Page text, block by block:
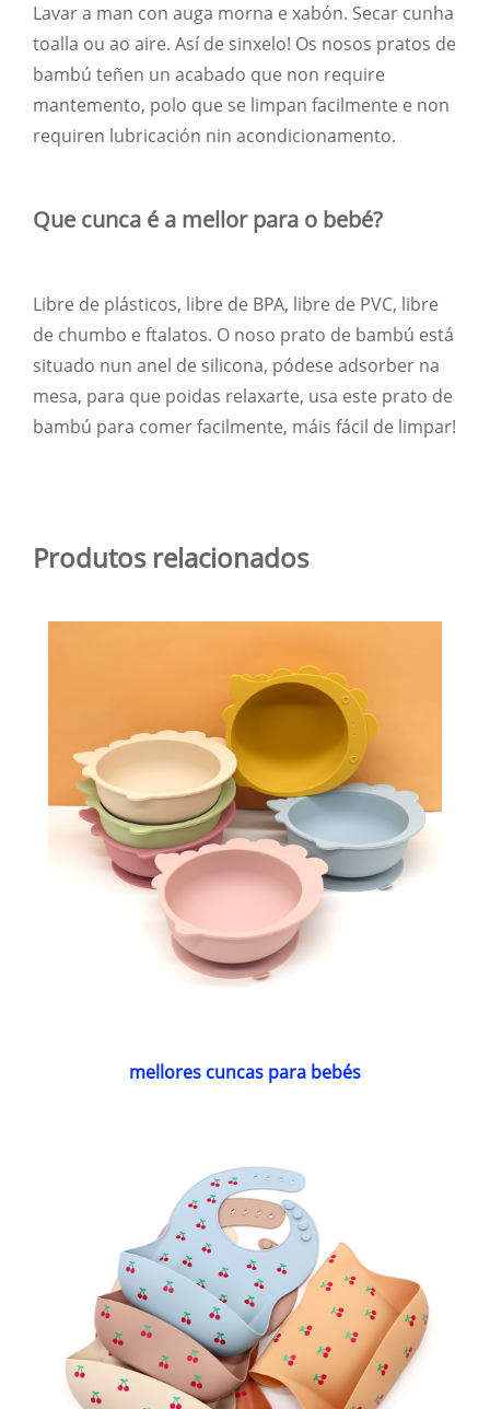
Lavar a man con auga morna e xabón. Secar cunha
toalla ou ao aire. Así de sinxelo! Os nosos pratos de
bambú teñen un acabado que non require
mantemento, polo que se limpan facilmente e non
requiren lubricación nin acondicionamento.
Que cunca é a mellor para o bebé?
Libre de plásticos, libre de BPA, libre de PVC, libre
de chumbo e ftalatos. O noso prato de bambú está
situado nun anel de silicona, pódese adsorber na
mesa, para que poidas relaxarte, usa este prato de
bambú para comer facilmente, máis fácil de limpar!
Produtos relacionados
mellores cuncas para bebés